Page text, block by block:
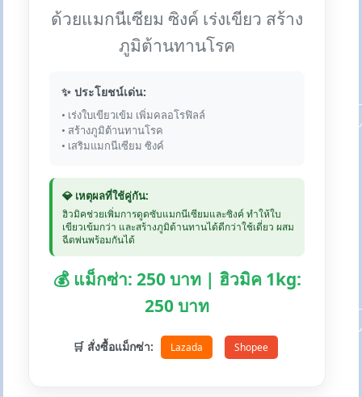
ด้วยแมกนีเซียม ซิงค์ เร่งเขียว สร้าง
ภูมิต้านทานโรค
✨ ประโยชน์เด่น:
• เร่งใบเขียวเข้ม เพิ่มคลอโรฟิลล์
• สร้างภูมิต้านทานโรค
• เสริมแมกนีเซียม ซิงค์
💎 เหตุผลที่ใช้คู่กัน:
ฮิวมิคช่วยเพิ่มการดูดซับแมกนีเซียมและซิงค์ ทำให้ใบ
เขียวเข้มกว่า และสร้างภูมิต้านทานได้ดีกว่าใช้เดี่ยว ผสม
ฉีดพ่นพร้อมกันได้
💰 แม็กซ่า: 250 บาท | ฮิวมิค 1kg:
250 บาท
🛒 สั่งซื้อแม็กซ่า: Lazada Shopee